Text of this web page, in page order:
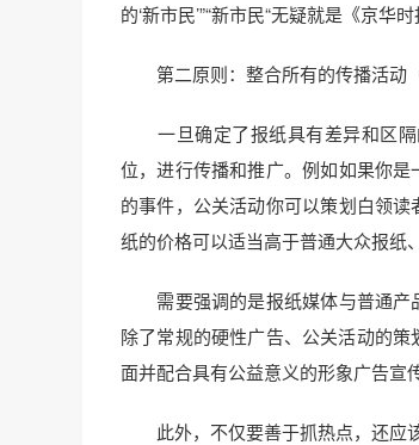
的‘新市民’”“新市民“无疑就是《京华
第二原则：整合所有的传播活动（
一旦确定了报纸具有差异和区隔
位，进行传播和推广。例如如果你
的事件，公关活动你可以策划白领
纸的价格可以适当高于普通大众报
需要强调的是报纸媒体与普通产
除了常规的硬性广告、公关活动的
面并配合具有公益意义的形象广告宣
此外，不仅要善于抓热点，还应该